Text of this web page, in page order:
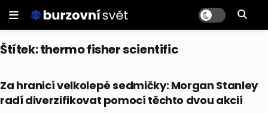
Štítek:thermo fisher scientific
Za hranicí velkolepé sedmičky: Morgan Stanley
radí diverzifikovat pomocí těchto dvou akcií